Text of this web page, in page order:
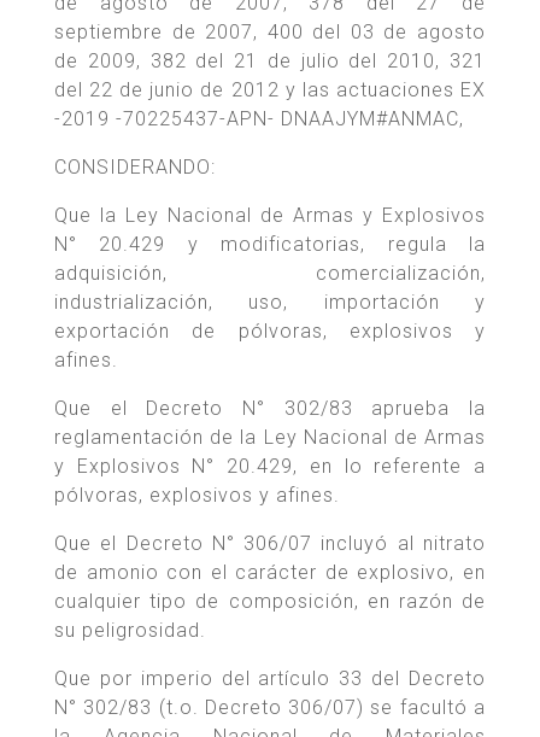
septiembre de 2007, 400 del 03 de agosto
de 2009, 382 del 21 de julio del 2010, 321
del 22 de junio de 2012 y las actuaciones EX
-2019 -70225437-APN- DNAAJYM#ANMAC,
CONSIDERANDO:
Que la Ley Nacional de Armas y Explosivos
N° 20.429 y modificatorias, regula la
adquisición, comercialización,
industrialización, uso, importación y
exportación de pólvoras, explosivos y
afines.
Que el Decreto N° 302/83 aprueba la
reglamentación de la Ley Nacional de Armas
y Explosivos N° 20.429, en lo referente a
pólvoras, explosivos y afines.
Que el Decreto N° 306/07 incluyó al nitrato
de amonio con el carácter de explosivo, en
cualquier tipo de composición, en razón de
su peligrosidad.
Que por imperio del artículo 33 del Decreto
N° 302/83 (t.o. Decreto 306/07) se facultó a